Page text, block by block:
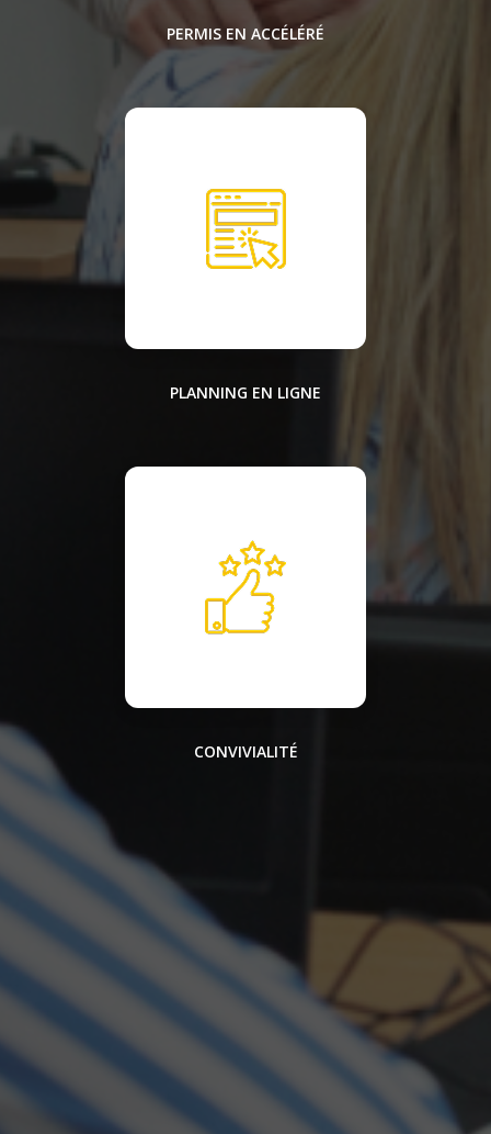
PERMIS EN ACCÉLÉRÉ
PLANNING EN LIGNE
CONVIVIALITÉ